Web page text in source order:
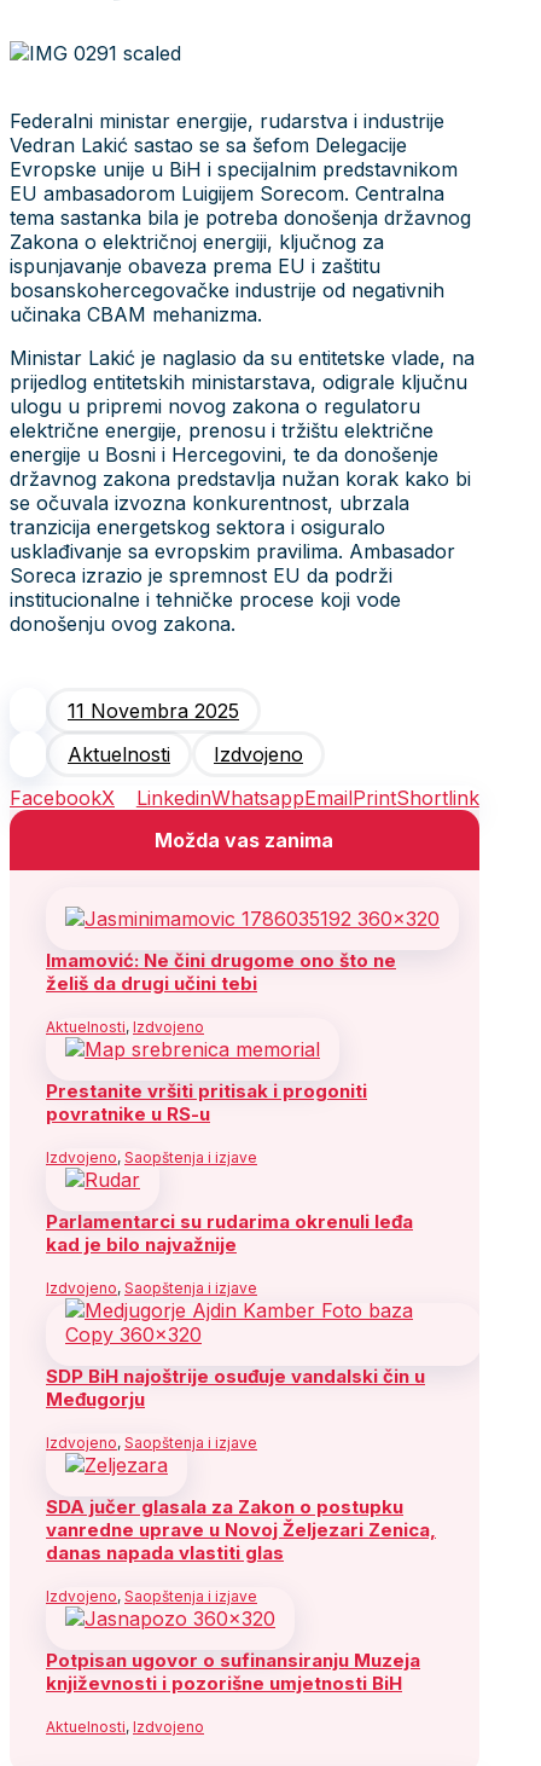
Federalni ministar energije, rudarstva i industrije
Vedran Lakić sastao se sa šefom Delegacije
Evropske unije u BiH i specijalnim predstavnikom
EU ambasadorom Luigijem Sorecom. Centralna
tema sastanka bila je potreba donošenja državnog
Zakona o električnoj energiji, ključnog za
ispunjavanje obaveza prema EU i zaštitu
bosanskohercegovačke industrije od negativnih
učinaka CBAM mehanizma.
Ministar Lakić je naglasio da su entitetske vlade, na
prijedlog entitetskih ministarstava, odigrale ključnu
ulogu u pripremi novog zakona o regulatoru
električne energije, prenosu i tržištu električne
energije u Bosni i Hercegovini, te da donošenje
državnog zakona predstavlja nužan korak kako bi
se očuvala izvozna konkurentnost, ubrzala
tranzicija energetskog sektora i osiguralo
usklađivanje sa evropskim pravilima. Ambasador
Soreca izrazio je spremnost EU da podrži
institucionalne i tehničke procese koji vode
donošenju ovog zakona.
11 Novembra 2025
Aktuelnosti
Izdvojeno
FacebookX LinkedinWhatsappEmailPrintShortlink
Možda vas zanima
Imamović: Ne čini drugome ono što ne
želiš da drugi učini tebi
Aktuelnosti, Izdvojeno
Prestanite vršiti pritisak i progoniti
povratnike u RS-u
Izdvojeno, Saopštenja i izjave
Parlamentarci su rudarima okrenuli leđa
kad je bilo najvažnije
Izdvojeno, Saopštenja i izjave
SDP BiH najoštrije osuđuje vandalski čin u
Međugorju
Izdvojeno, Saopštenja i izjave
SDA jučer glasala za Zakon o postupku
vanredne uprave u Novoj Željezari Zenica,
danas napada vlastiti glas
Izdvojeno, Saopštenja i izjave
Potpisan ugovor o sufinansiranju Muzeja
književnosti i pozorišne umjetnosti BiH
Aktuelnosti, Izdvojeno